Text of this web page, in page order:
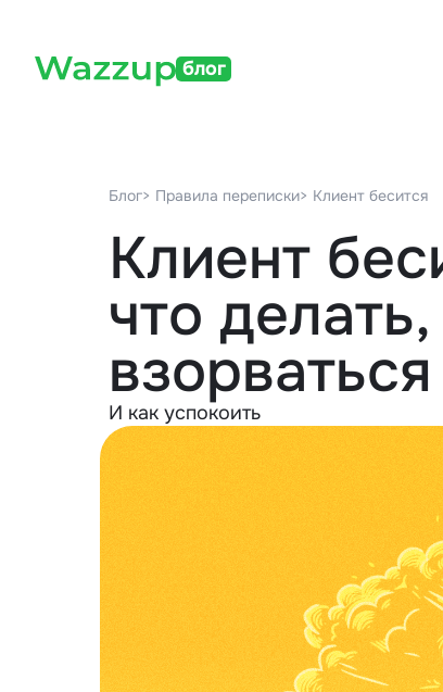
блог
Блог> Правила переписки> Клиент бесится
Клиент
что
И как успокоить